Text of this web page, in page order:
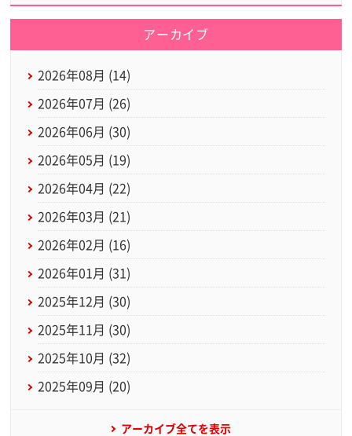
アーカイブ
2026年08月 (14)
2026年07月 (26)
2026年06月 (30)
2026年05月 (19)
2026年04月 (22)
2026年03月 (21)
2026年02月 (16)
2026年01月 (31)
2025年12月 (30)
2025年11月 (30)
2025年10月 (32)
2025年09月 (20)
アーカイブ全てを表示